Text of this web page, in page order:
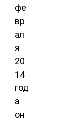
фе
вр
ал
я
20
14
год
а
он